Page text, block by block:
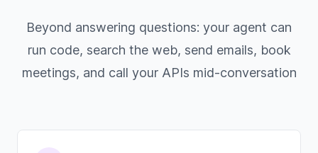
Beyond answering questions: your agent can
run code, search the web, send emails, book
meetings, and call your APIs mid-conversation